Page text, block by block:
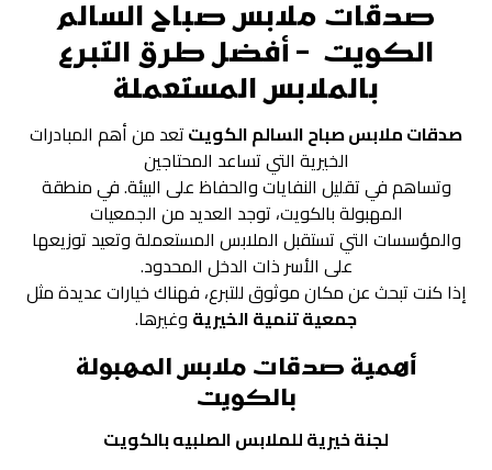
صدقات ملابس صباح السالم
الكويت – أفضل طرق التبرع
بالملابس المستعملة
صدقات ملابس صباح السالم الكويتتعد من أهم المبادرات
الخيرية التي تساعد المحتاجين
وتساهم في تقليل النفايات والحفاظ على البيئة. في منطقة
المهبولة بالكويت، توجد العديد من الجمعيات
والمؤسسات التي تستقبل الملابس المستعملة وتعيد توزيعها
على الأسر ذات الدخل المحدود.
إذا كنت تبحث عن مكان موثوق للتبرع، فهناك خيارات عديدة مثل
جمعية تنمية الخيرية وغيرها.
أهمية صدقات ملابس المهبولة
بالكويت
لجنة خيرية للملابس الصلبيه بالكويت